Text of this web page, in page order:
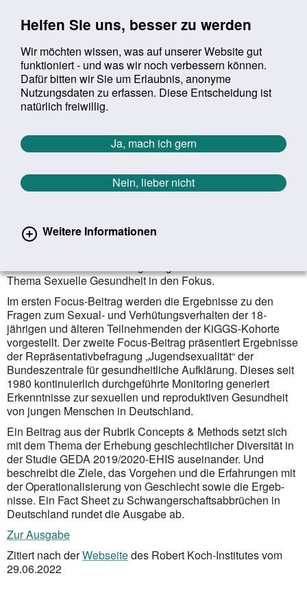
Helfen Sie uns, besser zu werden
Wir möchten wissen, was auf unserer Website gut
funktioniert - und was wir noch verbessern können.
Dafür bitten wir Sie um Erlaubnis, anonyme
Nutzungsdaten zu erfassen. Diese Entscheidung ist
natürlich freiwillig.
Ja, mach ich gern
Nein, lieber nicht
Weitere Informationen
Suchbegriff:
Sie befinden sich hier:
Startseite Aktuelles Aktuelle Meldungen
Aktuelle Meldungen
Zurück zur Übersicht erster
vorheriger
941/1627
Sexuelle Gesundheit
Thema Sexuelle Gesundheit in den Fokus.
Im ersten Focus-Beitrag werden die Ergebnisse zu den
Fragen zum Sexual- und Verhütungsverhalten der 18-
jährigen und älteren Teilnehmenden der KiGGS-Kohorte
vorgestellt. Der zweite Focus-Beitrag präsentiert Ergebnisse
der Repräsentativbefragung „Jugendsexualität“ der
Bundeszentrale für gesund­heitliche Auf­klä­rung. Dieses seit
1980 kontinuierlich durchgeführte Monitoring generiert
Erkenntnisse zur sexuellen und repro­duktiven Gesundheit
von jungen Menschen in Deutschland.
Ein Beitrag aus der Rubrik Concepts & Methods setzt sich
mit dem Thema der Erhebung geschlechtlicher Diver­sität in
der Studie GEDA 2019/2020-EHIS auseinander. Und
beschreibt die Ziele, das Vorgehen und die Erfahrungen mit
der Operationalisierung von Geschlecht sowie die Ergeb­
nisse. Ein Fact Sheet zu Schwanger­schaftsabbrüchen in
Deutschland rundet die Ausgabe ab.
Zur Ausgabe
Zitiert nach derWebseitedes Robert Koch-Institutes vom
29.06.2022